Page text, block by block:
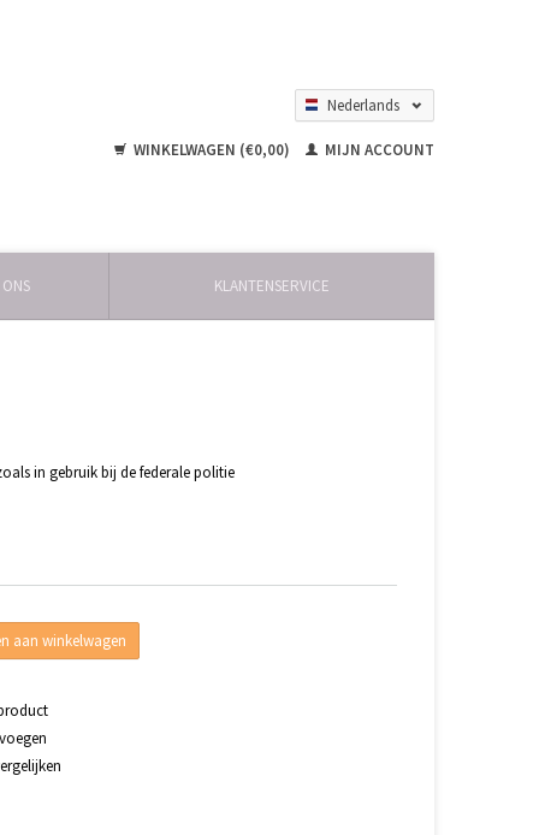
Nederlands
WINKELWAGEN (€0,00)
MIJN ACCOUNT
KLANTENSERVICE
in gebruik bij de federale politie
aan winkelwagen